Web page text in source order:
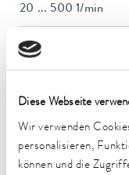
Diese Webseite
Wir verwenden
personalisieren,
können und die
20 ... 500 1/min
Lastaufnahme max.
8 kg
Abmessungen
Gewicht
11 kg